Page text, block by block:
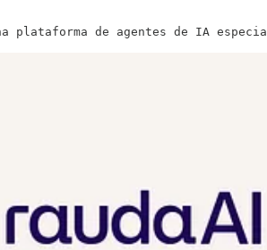
plataforma de agentes de IA